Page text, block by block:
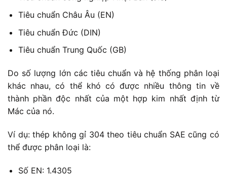
Tiêu chuẩn Châu Âu (EN)
Tiêu chuẩn Đức (DIN)
Tiêu chuẩn Trung Quốc (GB)
Do số lượng lớn các tiêu chuẩn và hệ thống phân loại
khác nhau, có thể khó có được nhiều thông tin về
thành phần độc nhất của một hợp kim nhất định từ
Mác của nó.
Ví dụ: thép không gỉ 304 theo tiêu chuẩn SAE cũng có
thể được phân loại là:
Số EN: 1.4305